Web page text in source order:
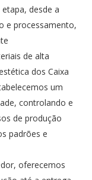
desde a
e processamento,
de alta
dos Caixa
um
controlando e
de produção
padrões e
oferecemos